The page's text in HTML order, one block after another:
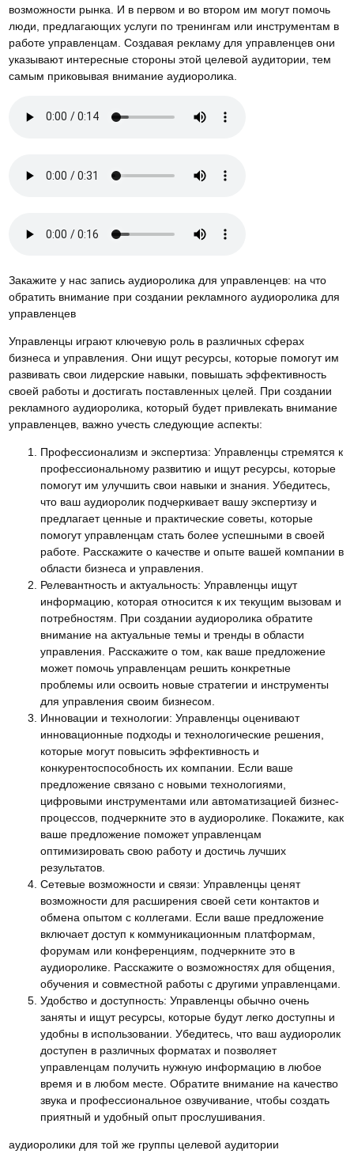
возможности рынка. И в первом и во втором им могут помочь
люди, предлагающих услуги по тренингам или инструментам в
работе управленцам. Создавая рекламу для управленцев они
указывают интересные стороны этой целевой аудитории, тем
самым приковывая внимание аудиоролика.
Закажите у нас запись аудиоролика для управленцев: на что
обратить внимание при создании рекламного аудиоролика для
управленцев
Управленцы играют ключевую роль в различных сферах
бизнеса и управления. Они ищут ресурсы, которые помогут им
развивать свои лидерские навыки, повышать эффективность
своей работы и достигать поставленных целей. При создании
рекламного аудиоролика, который будет привлекать внимание
управленцев, важно учесть следующие аспекты:
Профессионализм и экспертиза: Управленцы стремятся к
профессиональному развитию и ищут ресурсы, которые
помогут им улучшить свои навыки и знания. Убедитесь,
что ваш аудиоролик подчеркивает вашу экспертизу и
предлагает ценные и практические советы, которые
помогут управленцам стать более успешными в своей
работе. Расскажите о качестве и опыте вашей компании в
области бизнеса и управления.
Релевантность и актуальность: Управленцы ищут
информацию, которая относится к их текущим вызовам и
потребностям. При создании аудиоролика обратите
внимание на актуальные темы и тренды в области
управления. Расскажите о том, как ваше предложение
может помочь управленцам решить конкретные
проблемы или освоить новые стратегии и инструменты
для управления своим бизнесом.
Инновации и технологии: Управленцы оценивают
инновационные подходы и технологические решения,
которые могут повысить эффективность и
конкурентоспособность их компании. Если ваше
предложение связано с новыми технологиями,
цифровыми инструментами или автоматизацией бизнес-
процессов, подчеркните это в аудиоролике. Покажите, как
ваше предложение поможет управленцам
оптимизировать свою работу и достичь лучших
результатов.
Сетевые возможности и связи: Управленцы ценят
возможности для расширения своей сети контактов и
обмена опытом с коллегами. Если ваше предложение
включает доступ к коммуникационным платформам,
форумам или конференциям, подчеркните это в
аудиоролике. Расскажите о возможностях для общения,
обучения и совместной работы с другими управленцами.
Удобство и доступность: Управленцы обычно очень
заняты и ищут ресурсы, которые будут легко доступны и
удобны в использовании. Убедитесь, что ваш аудиоролик
доступен в различных форматах и позволяет
управленцам получить нужную информацию в любое
время и в любом месте. Обратите внимание на качество
звука и профессиональное озвучивание, чтобы создать
приятный и удобный опыт прослушивания.
аудиоролики для той же группы целевой аудитории